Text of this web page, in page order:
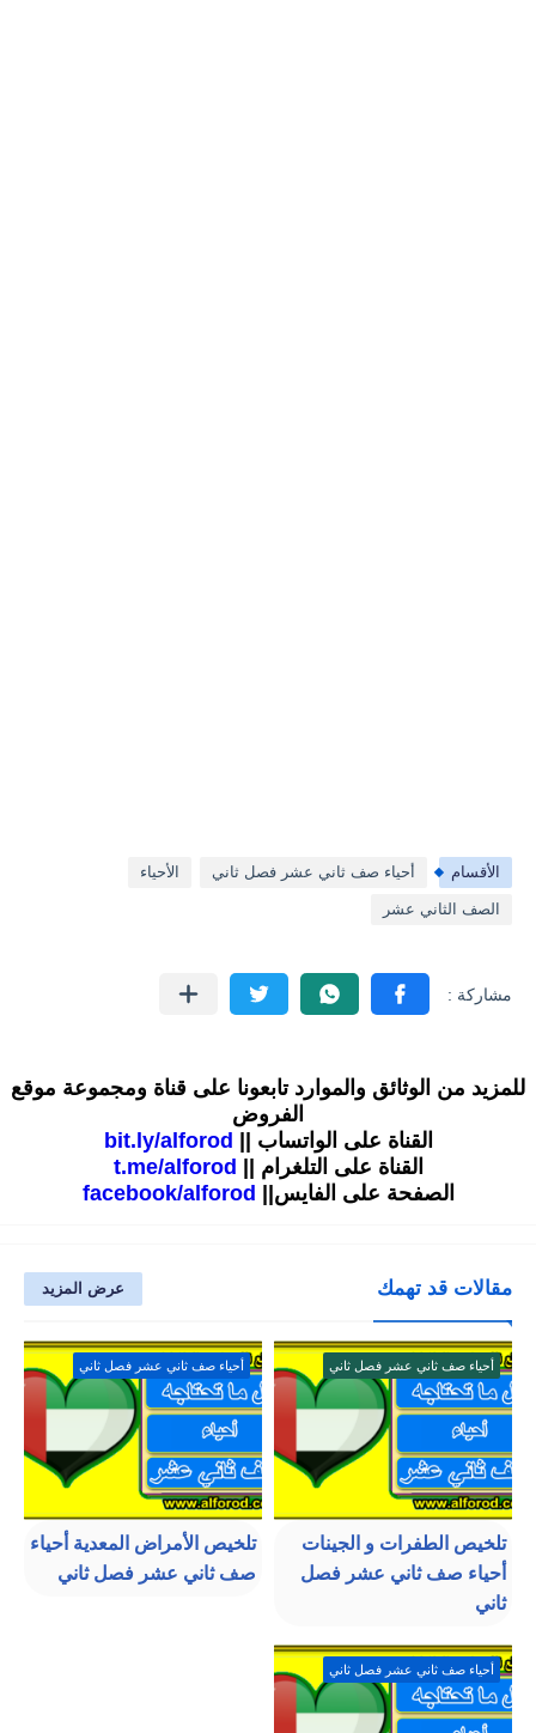
الأقسام أحياء صف ثاني عشر فصل ثاني الأحياء
الصف الثاني عشر
للمزيد من الوثائق والموارد تابعونا على قناة ومجموعة موقع
الفروض
القناة على الواتساب ||
bit.ly/alforod
القناة على التلغرام ||
t.me/alforod
الصفحة على الفايس||
facebook/alforod
مقالات قد تهمك عرض المزيد
أحياء صف ثاني عشر فصل ثاني
تلخيص الطفرات و الجينات
أحياء صف ثاني عشر فصل
ثاني
أحياء صف ثاني عشر فصل ثاني
تلخيص الأمراض المعدية أحياء
صف ثاني عشر فصل ثاني
أحياء صف ثاني عشر فصل ثاني